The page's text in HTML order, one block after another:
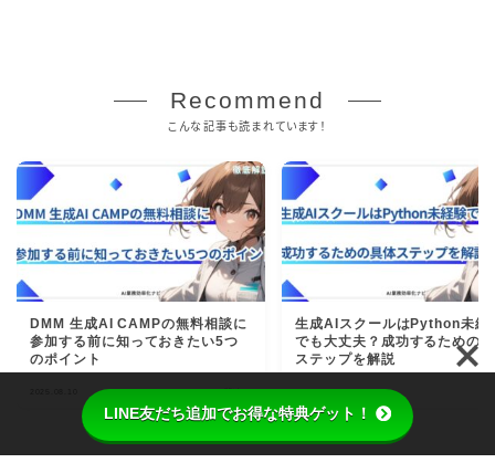
Recommend
こんな記事も読まれています！
DMM 生成AI CAMPの無料相談に
参加する前に知っておきたい5つ
のポイント
AI関連
生成AIスクールはPython未経
でも大丈夫？成功するための
ステップを解説
2025.08.31
LINE友だち追加でお得な特典ゲット！